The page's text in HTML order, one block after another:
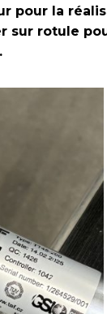
pour la
sur rotule